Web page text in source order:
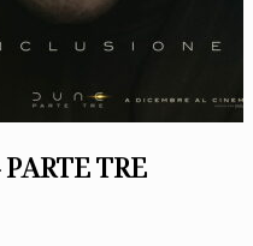
TRE